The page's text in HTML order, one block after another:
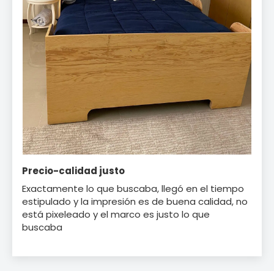
Precio-calidad justo
Exactamente lo que buscaba, llegó en el tiempo
estipulado y la impresión es de buena calidad, no
está pixeleado y el marco es justo lo que
buscaba